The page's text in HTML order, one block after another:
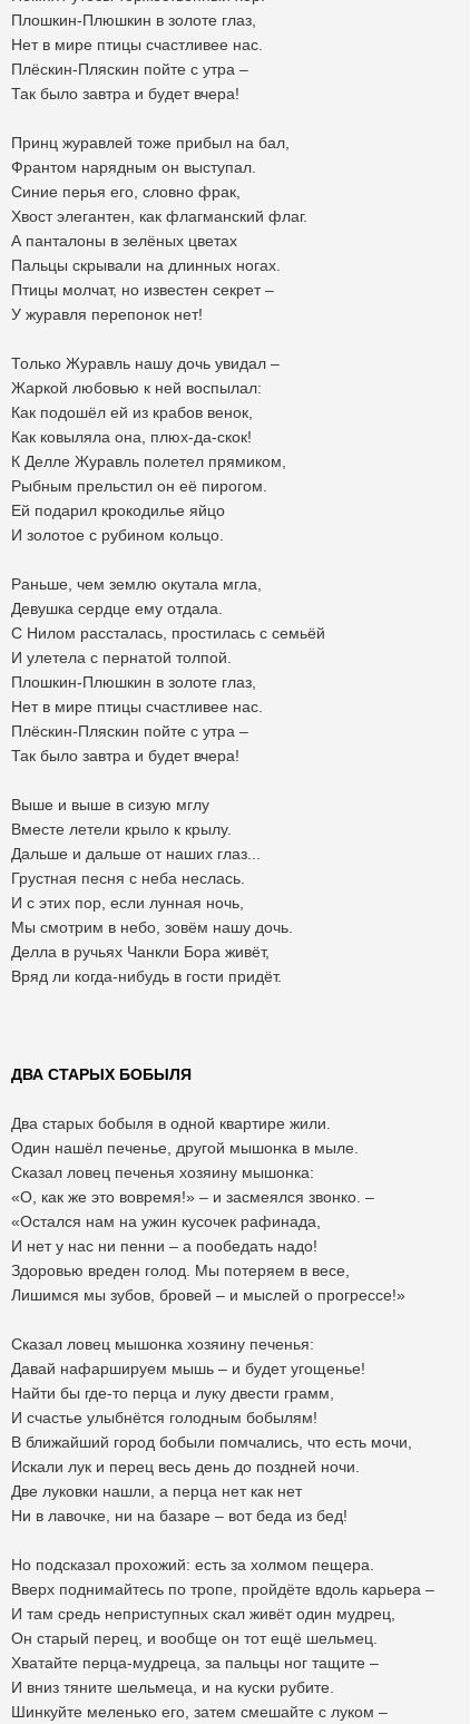
Плошкин-Плюшкин в золоте глаз,
Нет в мире птицы счастливее нас.
Плёскин-Пляскин пойте с утра –
Так было завтра и будет вчера!
Принц журавлей тоже прибыл на бал,
Франтом нарядным он выступал.
Синие перья его, словно фрак,
Хвост элегантен, как флагманский флаг.
А панталоны в зелёных цветах
Пальцы скрывали на длинных ногах.
Птицы молчат, но известен секрет –
У журавля перепонок нет!
Только Журавль нашу дочь увидал –
Жаркой любовью к ней воспылал:
Как подошёл ей из крабов венок,
Как ковыляла она, плюх-да-скок!
К Делле Журавль полетел прямиком,
Рыбным прельстил он её пирогом.
Ей подарил крокодилье яйцо
И золотое с рубином кольцо.
Раньше, чем землю окутала мгла,
Девушка сердце ему отдала.
С Нилом рассталась, простилась с семьёй
И улетела с пернатой толпой.
Плошкин-Плюшкин в золоте глаз,
Нет в мире птицы счастливее нас.
Плёскин-Пляскин пойте с утра –
Так было завтра и будет вчера!
Выше и выше в сизую мглу
Вместе летели крыло к крылу.
Дальше и дальше от наших глаз...
Грустная песня с неба неслась.
И с этих пор, если лунная ночь,
Мы смотрим в небо, зовём нашу дочь.
Делла в ручьях Чанкли Бора живёт,
Вряд ли когда-нибудь в гости придёт.
ДВА СТАРЫХ БОБЫЛЯ
Два старых бобыля в одной квартире жили.
Один нашёл печенье, другой мышонка в мыле.
Сказал ловец печенья хозяину мышонка:
«О, как же это вовремя!» – и засмеялся звонко. –
«Остался нам на ужин кусочек рафинада,
И нет у нас ни пенни – а пообедать надо!
Здоровью вреден голод. Мы потеряем в весе,
Лишимся мы зубов, бровей – и мыслей о прогрессе!»
Сказал ловец мышонка хозяину печенья:
Давай нафаршируем мышь – и будет угощенье!
Найти бы где-то перца и луку двести грамм,
И счастье улыбнётся голодным бобылям!
В ближайший город бобыли помчались, что есть мочи,
Искали лук и перец весь день до поздней ночи.
Две луковки нашли, а перца нет как нет
Ни в лавочке, ни на базаре – вот беда из бед!
Но подсказал прохожий: есть за холмом пещера.
Вверх поднимайтесь по тропе, пройдёте вдоль карьера –
И там средь неприступных скал живёт один мудрец,
Он старый перец, и вообще он тот ещё шельмец.
Хватайте перца-мудреца, за пальцы ног тащите –
И вниз тяните шельмеца, и на куски рубите.
Шинкуйте меленько его, затем смешайте с луком –